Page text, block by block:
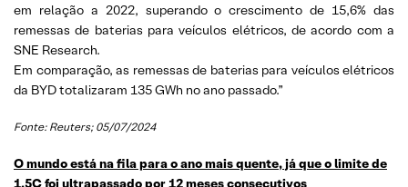
em relação a 2022, superando o crescimento de 15,6% das
remessas de baterias para veículos elétricos, de acordo com a
SNE Research.
Em comparação, as remessas de baterias para veículos elétricos
da BYD totalizaram 135 GWh no ano passado.”
Fonte: Reuters; 05/07/2024
O mundo está na fila para o ano mais quente, já que o limite de
1,5C foi ultrapassado por 12 meses consecutivos